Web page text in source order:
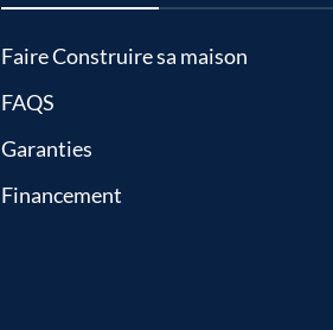
Faire Construire sa maison
FAQS
Garanties
Financement